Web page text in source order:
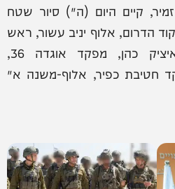
קיים היום (ה׳) סיור שטח
הדרום, אלוף יניב עשור, ראש
אגף המבצעים, אלוף איציק כהן, מפקד אוגדה 36,
חטיבת כפיר, אלוף-משנה א׳